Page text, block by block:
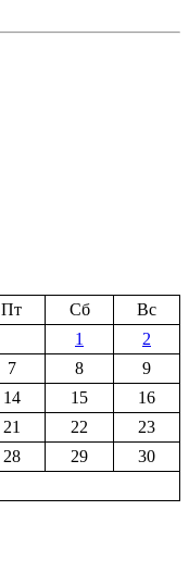
Пт Сб
Вс
1
2
7 8
9
14 15
16
21 22
23
28 29
30